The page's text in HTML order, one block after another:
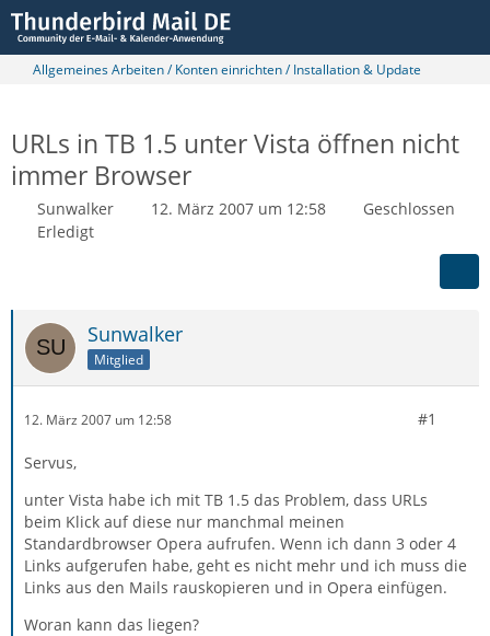
Allgemeines Arbeiten / Konten einrichten / Installation & Update
URLs in TB 1.5 unter Vista öffnen nicht
immer Browser
Sunwalker 12. März 2007 um 12:58
Geschlossen
Erledigt
Sunwalker
Mitglied
12. März 2007 um 12:58 #1
Servus,
unter Vista habe ich mit TB 1.5 das Problem, dass URLs
beim Klick auf diese nur manchmal meinen
Standardbrowser Opera aufrufen. Wenn ich dann 3 oder 4
Links aufgerufen habe, geht es nicht mehr und ich muss die
Links aus den Mails rauskopieren und in Opera einfügen.
Woran kann das liegen?